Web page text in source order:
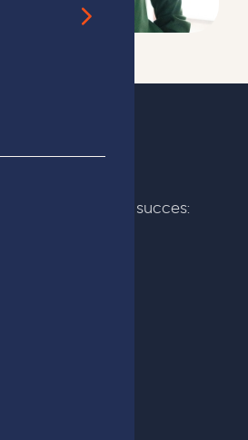
voor klantgericht succes: